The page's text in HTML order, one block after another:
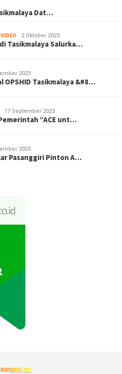
Dat…
2 Oktober 2023
Tasikmalaya Salurka…
2023
OPSHID Tasikmalaya &#8…
17 September 2023
“ACE unt…
2023
Pasanggiri Pinton A…